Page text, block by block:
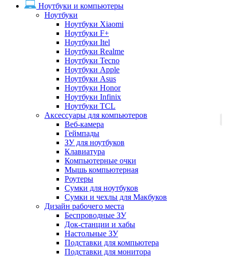
Ноутбуки и компьютеры
Ноутбуки
Ноутбуки Xiaomi
Ноутбуки F+
Ноутбуки Itel
Ноутбуки Realme
Ноутбуки Tecno
Ноутбуки Apple
Ноутбуки Asus
Ноутбуки Honor
Ноутбуки Infinix
Ноутбуки TCL
Аксессуары для компьютеров
Веб-камера
Геймпады
ЗУ для ноутбуков
Клавиатура
Компьютерные очки
Мышь компьютерная
Роутеры
Сумки для ноутбуков
Сумки и чехлы для Макбуков
Дизайн рабочего места
Беспроводные ЗУ
Док-станции и хабы
Настольные ЗУ
Подставки для компьютера
Подставки для монитора